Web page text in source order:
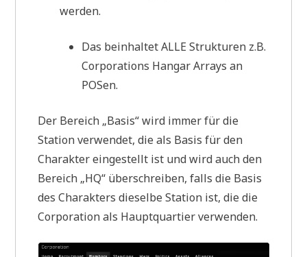
werden.
Das beinhaltet ALLE Strukturen z.B.
Corporations Hangar Arrays an
POSen.
Der Bereich „Basis“ wird immer für die
Station verwendet, die als Basis für den
Charakter eingestellt ist und wird auch den
Bereich „HQ“ überschreiben, falls die Basis
des Charakters dieselbe Station ist, die die
Corporation als Hauptquartier verwenden.